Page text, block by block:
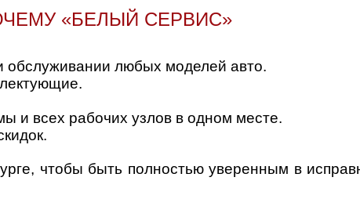
«БЕЛЫЙ СЕРВИС»
обслуживании любых моделей авто.
и всех рабочих узлов в одном месте.
чтобы быть полностью уверенным в